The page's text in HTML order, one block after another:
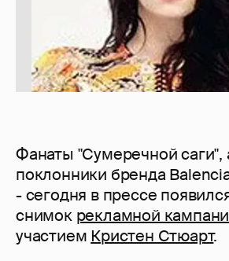
Фанаты "Сумеречной саги",
поклонники бренда
- сегодня в прессе
снимок рекламной
участием Кристен Стюарт.